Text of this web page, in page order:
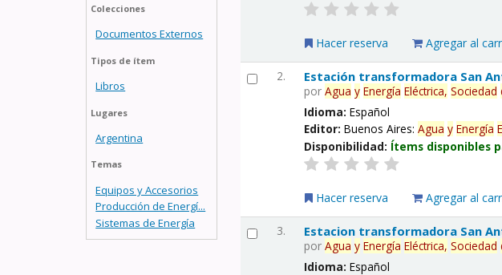
Colecciones
Documentos Externos
Tipos de ítem
Libros
Lugares
Argentina
Temas
Equipos y Accesorios
Producción de Energí...
Sistemas de Energía
Hacer reserva Agregar al
2. Estación transformadora San
porAgua y Energía Eléctrica, Sociedad
Idioma:Español
Editor:Buenos Aires:Agua y Energía
Disponibilidad: Ítems disponibles
Hacer reserva Agregar al
3. Estacion transformadora San
porAgua y Energía Eléctrica, Sociedad
Idioma:Español